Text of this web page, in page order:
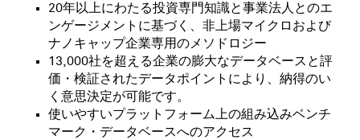
20年以上にわたる投資専門知識と事業法人とのエ
ンゲージメントに基づく、非上場マイクロおよび
ナノキャップ企業専用のメソドロジー
13,000社を超える企業の膨大なデータベースと評
価・検証されたデータポイントにより、納得のい
く意思決定が可能です。
使いやすいプラットフォーム上の組み込みベンチ
マーク・データベースへのアクセス